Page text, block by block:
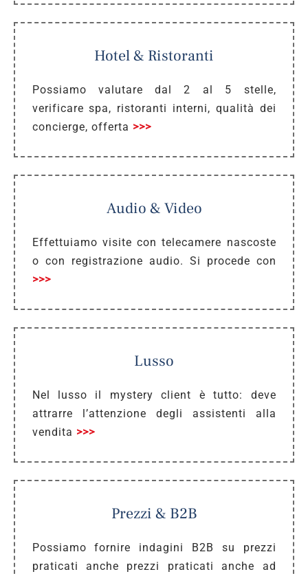
Hotel & Ristoranti
Possiamo valutare dal 2 al 5 stelle,
verificare spa, ristoranti interni, qualità dei
concierge, offerta >>>
Audio & Video
Effettuiamo visite con telecamere nascoste
o con registrazione audio. Si procede con
>>>
Lusso
Nel lusso il mystery client è tutto: deve
attrarre l’attenzione degli assistenti alla
vendita >>>
Prezzi & B2B
Possiamo fornire indagini B2B su prezzi
praticati anche prezzi praticati anche ad